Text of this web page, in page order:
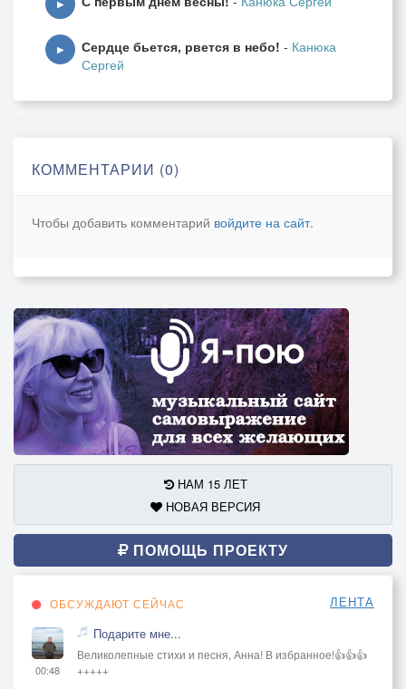
▶
▶ Сердце бьется, рвется в небо! - Канюка
Сергей
КОММЕНТАРИИ (0)
Чтобы добавить комментарий войдите на сайт.
НАМ 15 ЛЕТ
НОВАЯ ВЕРСИЯ
ПОМОЩЬ ПРОЕКТУ
ОБСУЖДАЮТ СЕЙЧАС ЛЕНТА
00:48
Подарите мне...
Великолепные стихи и песня, Анна! В избранное!👍👍👍
+++++